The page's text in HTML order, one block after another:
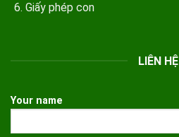
Giấy phép con
LIÊN HỆ
Your name